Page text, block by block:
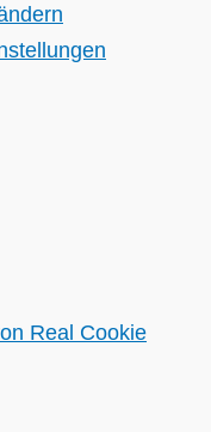
Real Cookie